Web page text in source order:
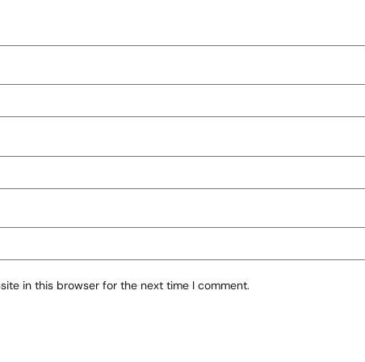
in this browser for the next time I comment.